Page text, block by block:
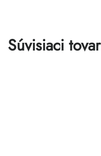
Súvisiaci tovar